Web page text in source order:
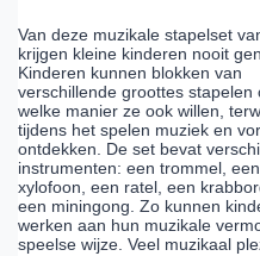
Van deze muzikale stapelset
krijgen kleine kinderen nooit
Kinderen kunnen blokken van
verschillende groottes stapelen
welke manier ze ook willen,
tijdens het spelen muziek en
ontdekken. De set bevat
instrumenten: een trommel, een
xylofoon, een ratel, een
een miningong. Zo kunnen
werken aan hun muzikale
speelse wijze. Veel muzikaal